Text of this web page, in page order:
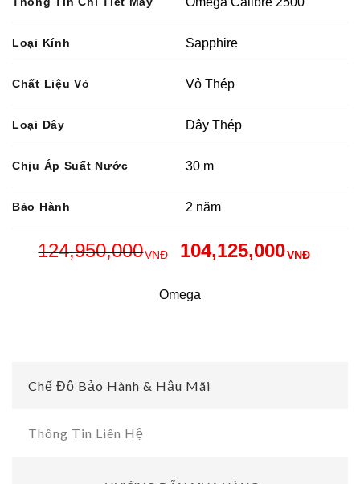
Loại Kính Sapphire
Chất Liệu Vỏ Vỏ Thép
Loại Dây Dây Thép
Chịu Áp Suất Nước 30 m
Bảo Hành 2 năm
124,950,000VNĐ 104,125,000VNĐ
Omega
Chế Độ Bảo Hành & Hậu Mãi
Thông Tin Liên Hệ